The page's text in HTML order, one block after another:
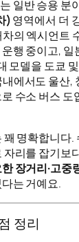
일반 승용 분
) 영역에서 더
의 엑시언트
행 중이고, 일
모델을 도쿄
에서도 울산,
수소 버스 도
명확합니다.
자리를 잡기보
장거리·고중
는 거예요.
정리